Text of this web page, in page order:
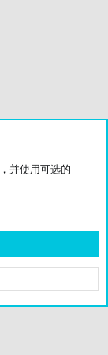
顶部 底部
并使用可选的